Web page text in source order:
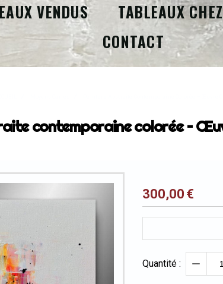
VENDUS TABLEAUX
CONTACT
contemporaine colorée –
300,00 €
Quantité :